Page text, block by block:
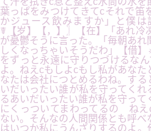
葉っぱをみつけてきてcそれで笛
かジュース飲みますか」と僕
☤【岁】【，】〗【在】「あれ冷
が憂鬱そうに言った。「毎朝あ
しくなっちゃいそうだわ」【借
をずっと永遠に守りつづけるな
よ。ねえcもしよcもし私があな
なたは会社につとめるわね。す
いだいったい誰が私を守ってく
るあいだいったい誰が私を守っ
にくっついてまわってるの ねえ
ない。そんなの人間関係とも呼
はいつか私にうんざりするのよ